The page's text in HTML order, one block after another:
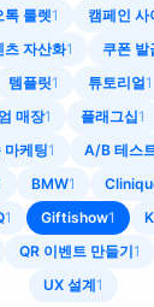
톡 룰렛1 캠페인 사
츠 자산화1 쿠폰 발
템플릿1 튜토리얼1
매장1 플래그십1
마케팅1 A/B 테스
BMW1
1 Giftishow1
QR 이벤트 만들기1
UX 설계1